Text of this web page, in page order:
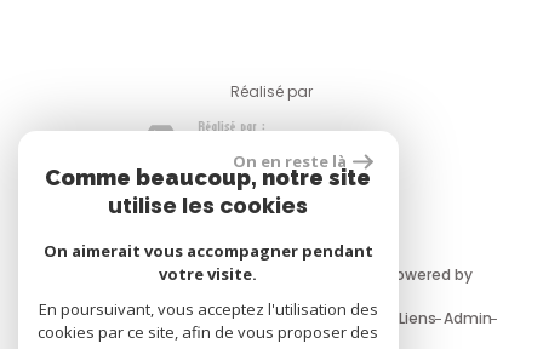
réalisé par
© 2026 | Tous droits réservés | Traduction powered by
Plan du site Mentions légales Nos honoraires Liens Admin
Toutes nos annonces
On en reste là
Comme beaucoup, notre site
utilise les cookies
On aimerait vous accompagner pendant
votre visite.
En poursuivant, vous acceptez l'utilisation des
cookies par ce site, afin de vous proposer des